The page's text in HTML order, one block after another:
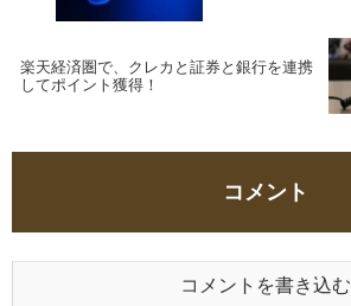
楽天経済圏で、クレカと証券と銀行を連携
してポイント獲得！
コメント
コメントを書き込む